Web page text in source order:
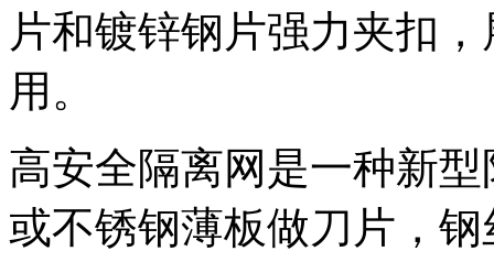
片和镀锌钢片强力夹扣
用。
高安全隔离网是一种新
或不锈钢薄板做刀片，